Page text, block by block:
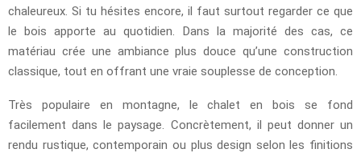
chaleureux. Si tu hésites encore, il faut surtout regarder ce que
le bois apporte au quotidien. Dans la majorité des cas, ce
matériau crée une ambiance plus douce qu’une construction
classique, tout en offrant une vraie souplesse de conception.
Très populaire en montagne, le chalet en bois se fond
facilement dans le paysage. Concrètement, il peut donner un
rendu rustique, contemporain ou plus design selon les finitions